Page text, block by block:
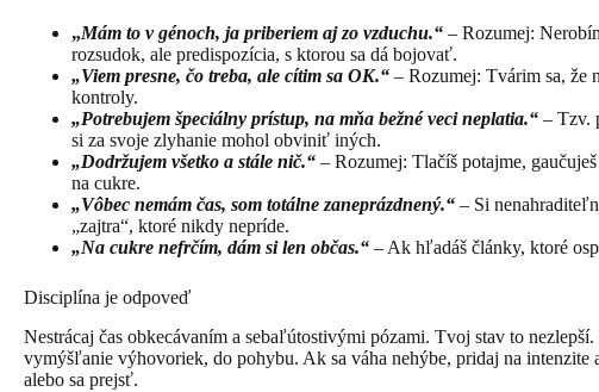
„Mám to v génoch, ja priberiem aj zo vzduchu.“ – Rozumej:
rozsudok, ale predispozícia, s ktorou sa dá bojovať.
„Viem presne, čo treba, ale cítim sa OK.“ – Rozumej: Tvárim sa, že
kontroly.
„Potrebujem špeciálny prístup, na mňa bežné veci neplatia.“ – Tzv.
si za svoje zlyhanie mohol obviniť iných.
„Dodržujem všetko a stále nič.“ – Rozumej: Tlačíš potajme,
na cukre.
„Vôbec nemám čas, som totálne zaneprázdnený.“ – Si
„zajtra“, ktoré nikdy nepríde.
„Na cukre nefrčím, dám si len občas.“ – Ak hľadáš články, ktoré
Disciplína je odpoveď
Nestrácaj čas obkecávaním a sebaľútostivými pózami. Tvoj stav to
vymýšľanie výhovoriek, do pohybu. Ak sa váha nehýbe, pridaj na intenzite
alebo sa prejsť.